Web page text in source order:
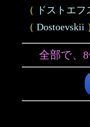
（ ドストエフ
（ Dostoevskii
全部で、